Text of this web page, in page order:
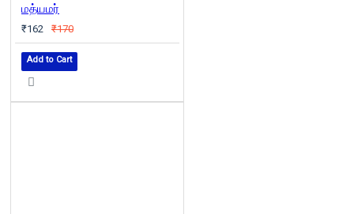
மத்யமர்
₹162 ₹170
Add to Cart